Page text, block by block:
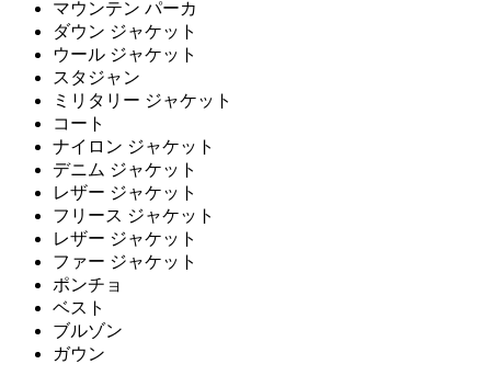
マウンテン パーカ
ダウン ジャケット
ウール ジャケット
スタジャン
ミリタリー ジャケット
コート
ナイロン ジャケット
デニム ジャケット
レザー ジャケット
フリース ジャケット
レザー ジャケット
ファー ジャケット
ポンチョ
ベスト
ブルゾン
ガウン